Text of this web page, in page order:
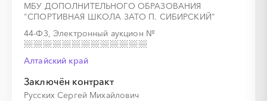
МБУ ДОПОЛНИТЕЛЬНОГО ОБРАЗОВАНИЯ
"СПОРТИВНАЯ ШКОЛА ЗАТО П. СИБИРСКИЙ"
44-ФЗ, Электронный аукцион №
Алтайский край
Заключён контракт
Русских Сергей Михайлович